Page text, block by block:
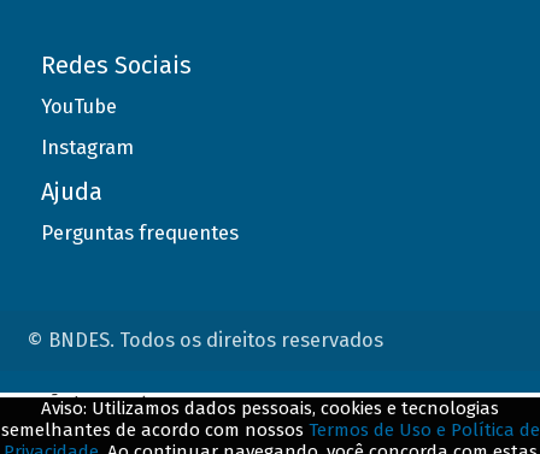
Redes Sociais
YouTube
Instagram
Ajuda
Perguntas frequentes
© BNDES. Todos os direitos reservados
Aviso: Utilizamos dados pessoais, cookies e tecnologias
semelhantes de acordo com nossos Termos de Uso e Política de
ConteÃºdo complementar
${title}${badge}